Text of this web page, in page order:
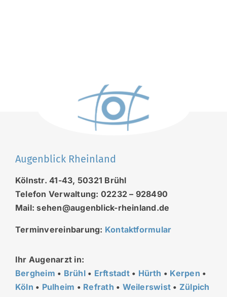
Augenblick Rheinland
Kölnstr. 41-43, 50321 Brühl
Telefon Verwaltung: 02232 – 928490
Mail: sehen@augenblick-rheinland.de
Terminvereinbarung: Kontaktformular
Ihr Augenarzt in:
Bergheim • Brühl • Erftstadt • Hürth • Kerpen •
Köln • Pulheim • Refrath • Weilerswist • Zülpich